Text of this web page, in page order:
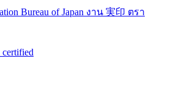
Bureau of Japan งาน 実印 ตรา